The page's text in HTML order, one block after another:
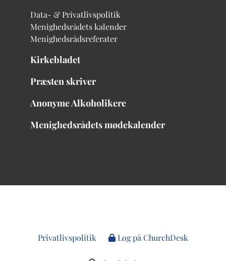
Data- & Privatlivspolitik
Menighedsrådets kalender
Menighedsrådsreferater
Kirkebladet
Præsten skriver
Anonyme Alkoholikere
Menighedsrådets mødekalender
Privatlivspolitik Log på ChurchDesk